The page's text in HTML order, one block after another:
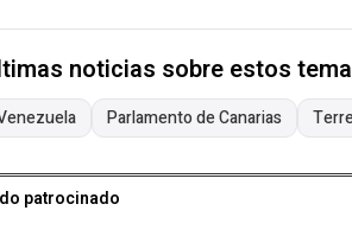
noticias sobre estos
Parlamento de Canarias
patrocinado